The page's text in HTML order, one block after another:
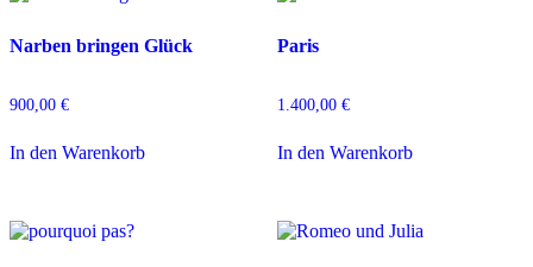
Narben bringen Glück
900,00 €
In den Warenkorb
Paris
1.400,00 €
In den Warenkorb